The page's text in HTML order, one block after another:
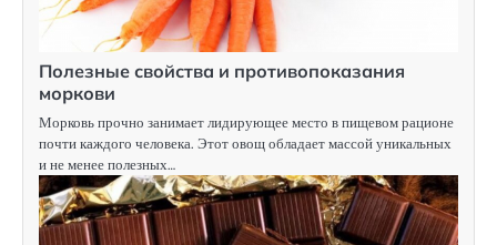
Полезные свойства и противопоказания
моркови
Морковь прочно занимает лидирующее место в пищевом рационе
почти каждого человека. Этот овощ обладает массой уникальных
и не менее полезных…